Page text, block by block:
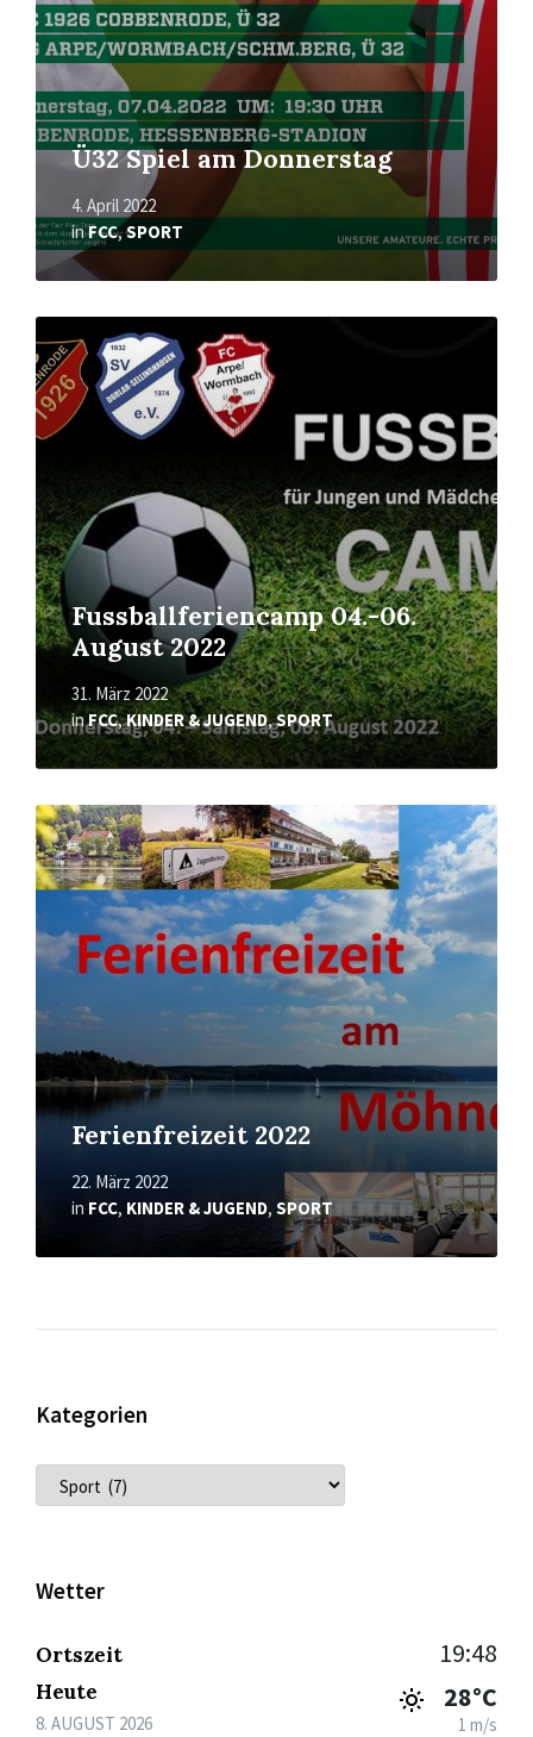
Ü32 Spiel am Donnerstag
4. April 2022
inFCC,SPORT
Fussballferiencamp 04.-06.
August 2022
31. März 2022
inFCC,KINDER & JUGEND,SPORT
Mehr
erfahren
Ferienfreizeit 2022
22. März 2022
in FCC, KINDER & JUGEND, SPORT
Mehr
erfahren
Kategorien
KATEGORIEN
Wetter
Ortszeit 19:48
Heute
8. AUGUST 2026
28°C
1 m/s